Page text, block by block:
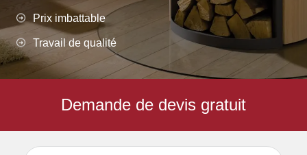
Prix imbattable
Travail de qualité
Demande de devis gratuit